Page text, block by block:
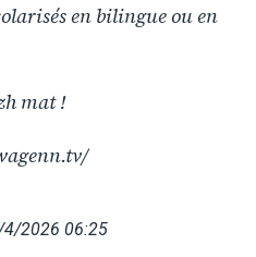
en bilingue ou en
mat !
2026 06:25